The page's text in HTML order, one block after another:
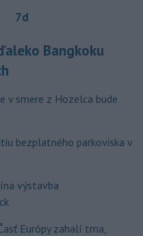
7d
Bangkoku
v smere z Hozelca bude
bezplatného parkoviska v
výstavba
Európy zahalí tma,